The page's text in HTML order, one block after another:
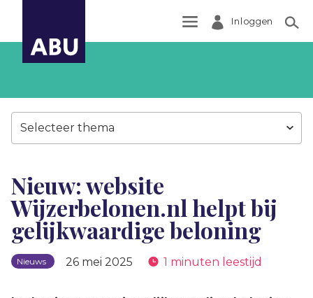
Inloggen
Selecteer thema
Nieuw: website
Wijzerbelonen.nl helpt bij
gelijkwaardige beloning
Nieuws 26 mei 2025 1 minuten leestijd